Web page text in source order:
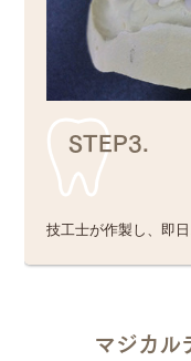
STEP3.
技工士が作製し、即
マジカル